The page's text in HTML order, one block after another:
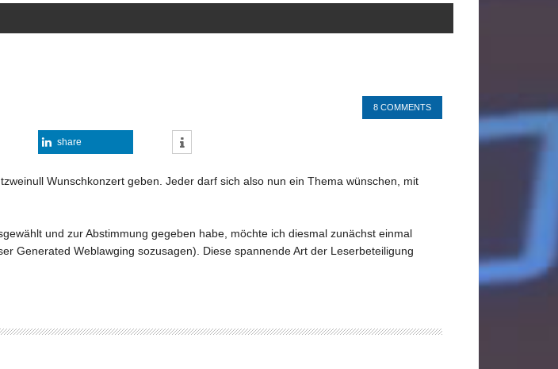
8 COMMENTS
share
Wunschkonzert geben. Jeder darf sich also nun ein Thema wünschen, mit
und zur Abstimmung gegeben habe, möchte ich diesmal zunächst einmal
Generated Weblawging sozusagen). Diese spannende Art der Leserbeteiligung